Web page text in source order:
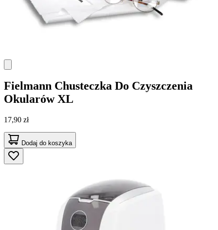
Fielmann Chusteczka Do Czyszczenia
Okularów XL
17,90 zł
Dodaj do koszyka